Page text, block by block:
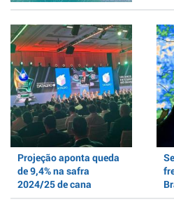
Projeção aponta queda
de 9,4% na safra
2024/25 de cana